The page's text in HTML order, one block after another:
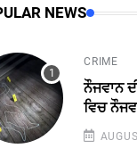
NEWS
CRIME
ਨੌਜਵਾਨ
ਵਿਚ